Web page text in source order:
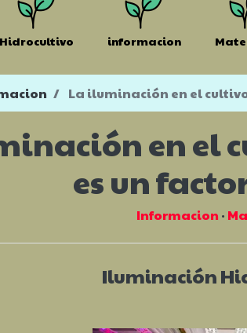
Hidrocultivo informacion
La iluminación en el
en el
es un
Informacion ·
Iluminación